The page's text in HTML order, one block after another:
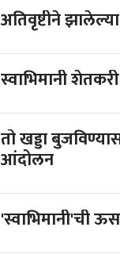
अतिवृष्टीने
स्वाभिमानी
तो खड्डा बुजविण्यासाठी स्वाभिमानीचे
आंदोलन
'स्वाभिमानी'ची